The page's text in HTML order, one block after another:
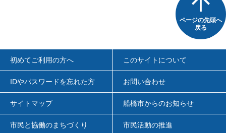
ページの先頭へ
戻る
初めてご利用の方へ このサイトについて
IDやパスワードを忘れた方 お問い合わせ
サイトマップ 船橋市からのお知らせ
市民と協働のまちづくり 市民活動の推進